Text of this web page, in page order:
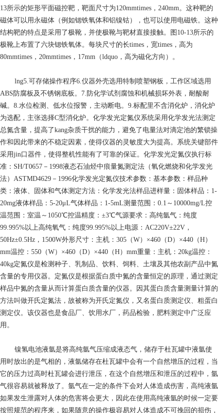
13所示的矩形平面磁控靶，靶面尺寸为120mmtimes，240mm。这种靶的
磁体可以用永磁体（例如锶铁氧体和铝镍钴），也可以使用电磁铁。这种
结构靶的特点是采用了极靴，并使极靴与靶材直接接触。图10-13所示的
极靴上布置了六块锶铁氧体。每块尺寸的长times，宽times，高为
80mmtimes，20mmtimes，17mm（ldquo，高为磁化方向）。
lng5.可存储操作程序6.仪器外壳选用特制喷塑钢板，工作区域选用
ABS防腐板及不锈钢底板。7.防化学试剂腐蚀和机械损坏外表，耐酸耐
碱。8.水位检测、低水位报警，主动断电。9.标配里不含消化炉，消化炉
为选配，主张选择C型消化炉。化学发光定氮仪系统采用化学发光法测定
总氮含量，提高了kang杂质干扰的能力，避免了电量法对滴定池的繁锁操
作和因此带来的不稳定因素，使得仪器的灵敏度大为提高。系统关键部件
采用jin口器件，使得整机性能有了可靠的保证。化学发光定氮仪执行标
准：SH/T0657－1998液态石油烃中痕量氮测定法（氧化燃烧和化学发光
法）ASTMD4629－1996化学发光定氮仪技术参数：基本参数：样品种
类：液体、固体和气体测定方法：化学发光法样品进样量：固体样品：1-
20mg液体样品：5-20μL气体样品：1-5mL测量范围：0.1～10000mg/L控
温范围：室温～1050℃控温精度：±3℃气源要求：高纯氩气：纯度
99.995%以上高纯氧气：纯度99.995%以上电源：AC220V±22V，
50Hz±0.5Hz，1500W外形尺寸：主机：305（W）×460（D）×440（H）
mm温控：550（W）×460（D）×440（H）mm重量：主机：20kg温控：
40kg定氮仪是检测种子、乳制品、饮料、饲料、土壤及其他农副产品中氮
含量的专用仪器。定氮仪是根据蛋白质中氮的含量恒定的原理，通过测定
样品中氮的含量从而计算蛋白质含量的仪器。因其蛋白质含量测量计算的
方法叫做开氏定氮法，故被称为开氏定氮仪，又名蛋白质测定仪、粗蛋白
测定仪。该仪器也是食品厂、饮用水厂，药品检验，肥料测定中广泛应
用。
镍氢电池液氩是将高纯氩气压缩成液态气，储存于杜瓦罐中液氩使
用时放出的是气相的，液氩储存在杜瓦罐中会有一个自然增压的过程，当
它的压力过高时杜瓦罐会进行泄压，在这个自然增压和泄压的过程中，氩
气很容易就被释放了。氩气在一定的条件下会对人体造成伤害，高纯液氩
如果发生泄露对人体的危害将会更大，因此在使用高纯液氩的时候一定要
按照规范的程序来，如果随意的操作极容易对人体造成不可挽回的损伤，